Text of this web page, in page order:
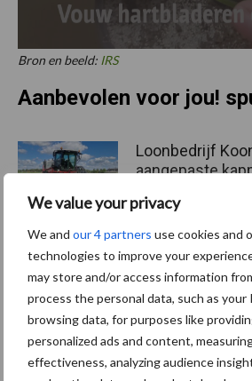
We value your privacy
We and our 4 partners use cookies and
technologies to improve your
may store and/or access information
process the personal data, such as your
browsing data, for purposes like
personalized ads and content,
effectiveness, analyzing audience
Bron en beeld: IRS
Aanbevolen voor jou!
Loonbedrijf
aangepaste
mais
Spraybar als
spuitkwaliteit